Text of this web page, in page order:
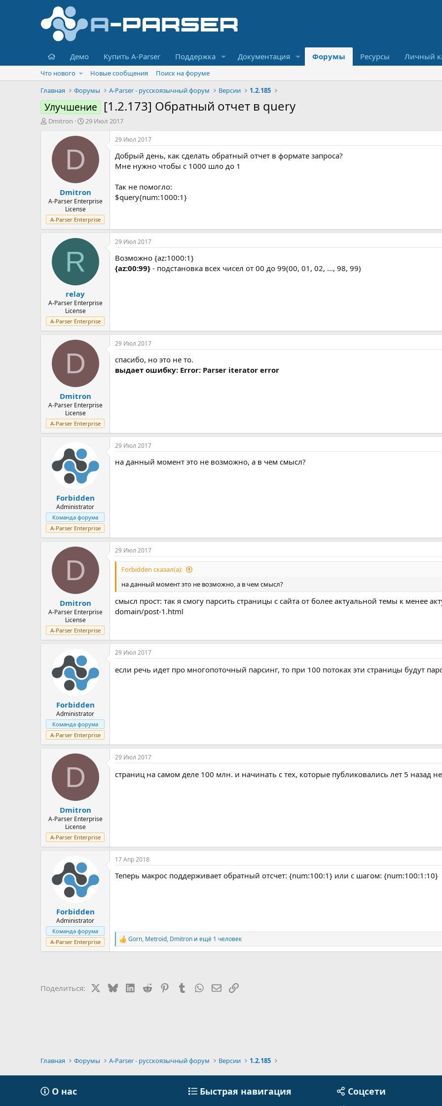
Главная
Демо Купить A-Parser Поддержка Документация Форумы Ресурсы Личный
Что нового Новые сообщения
Поиск на форуме
Главная
Форумы A-Parser - русскоязычный форум Версии 1.2.185
Улучшение [1.2.173] Обратный отчет в query
А
Dmitron
Д
т
а
л
а
29 Июл 2017
D
Dmitron
A-Parser Enterprise
License
A-Parser Enterprise
29 Июл 2017
Добрый день, как сделать обратный отчет в формате запроса?
Мне нужно чтобы с 1000 шло до 1
Так не помогло:
$query{num:1000:1}
R
relay
A-Parser Enterprise
License
A-Parser Enterprise
29 Июл 2017
Возможно {az:1000:1}
{az:00:99} - подстановка всех чисел от 00 до 99(00, 01, 02, ..., 98, 99)
D
Dmitron
A-Parser Enterprise
License
A-Parser Enterprise
29 Июл 2017
спасибо, но это не то.
выдает ошибку: Error: Parser iterator error
Forbidden
Administrator
Команда форума
A-Parser Enterprise
29 Июл 2017
на данный момент это не возможно, а в чем смысл?
D
Dmitron
A-Parser Enterprise
License
A-Parser Enterprise
29 Июл 2017
Forbidden сказал(а):
на данный момент это не возможно, а в чем смысл?
смысл прост: так я смогу парсить страницы с сайта от более актуальной темы к менее
domain/post-1.html
Forbidden
Administrator
Команда форума
A-Parser Enterprise
29 Июл 2017
если речь идет про многопоточный парсинг, то при 100 потоках эти страницы будут
D
Dmitron
A-Parser Enterprise
License
A-Parser Enterprise
29 Июл 2017
страниц на самом деле 100 млн. и начинать с тех, которые публиковались лет 5 назад
Forbidden
Administrator
Команда форума
A-Parser Enterprise
17 Апр 2018
Теперь макрос поддерживает обратный отсчет: {num:100:1} или с шагом: {num:100:1:10}
Р
е
Gorn, Metroid, Dmitron и ещё 1 человек
Поделиться: BlueskyLinkedIn
Reddit PinterestTumblrWhatsAppЭлектронная почта
Ссылка
Главная Форумы A-Parser - русскоязычный форум Версии 1.2.185
О нас Быстрая навигация Соцсети